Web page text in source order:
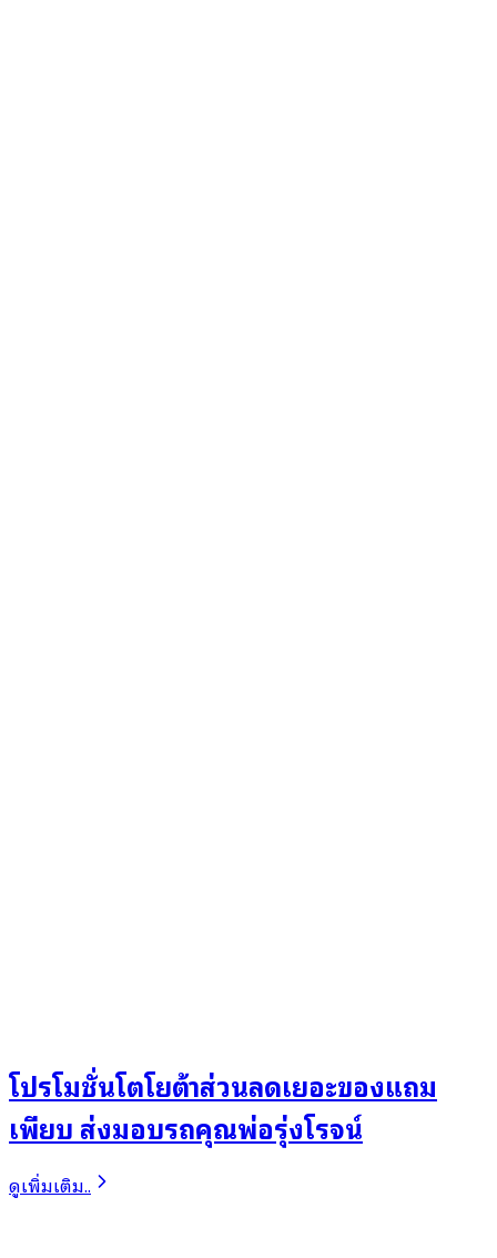
โปรโมชั่นโตโยต้าส่วนลดเยอะของแถม
เพียบ ส่งมอบรถคุณพ่อรุ่งโรจน์
ดูเพิ่มเติม..